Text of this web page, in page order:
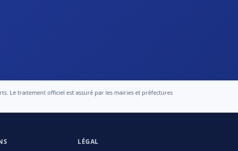
Le traitement officiel est assuré par les mairies et préfectures
LÉGAL